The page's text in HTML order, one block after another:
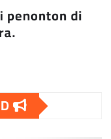
penonton di